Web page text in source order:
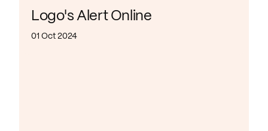
Logo's Alert Online
01 Oct 2024